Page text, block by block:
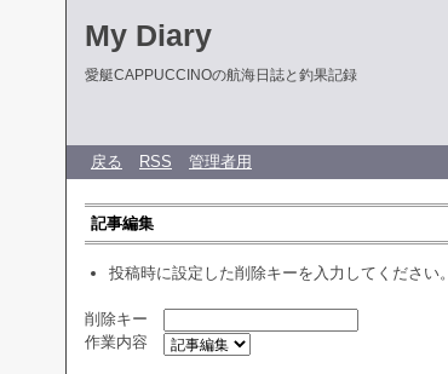
My Diary
愛艇CAPPUCCINOの航海日誌と釣果記録
戻る RSS 管理者用
記事編集
投稿時に設定した削除キーを入力してください。
削除キー
作業内容